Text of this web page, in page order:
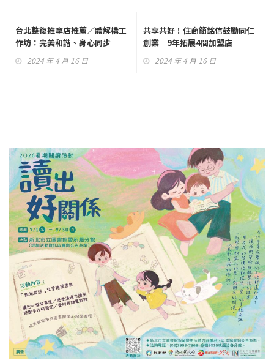
台北整復推拿店推薦／體解構工
作坊：完美和諧、身心同步
2024 年 4 月 16 日
共享共好！住商簡銘信鼓勵同仁
創業 9年拓展4間加盟店
2024 年 4 月 16 日